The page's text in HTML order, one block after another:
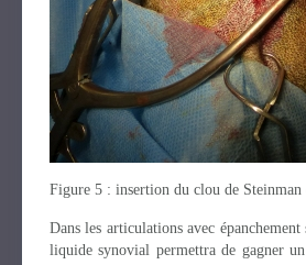
Figure 5 : insertion du clou de Steinman
Dans les articulations avec
liquide synovial permettra de gagner un